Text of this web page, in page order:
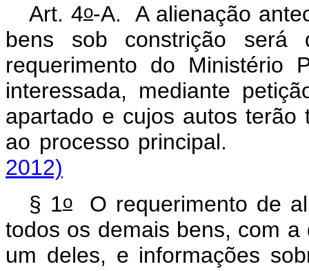
Art. 4o-A. A alienação
bens sob constrição
requerimento do Ministério
interessada, mediante
apartado e cujos autos terão
ao processo
2012)
§ 1oO requerimento de
todos os demais bens, com
um deles, e informações